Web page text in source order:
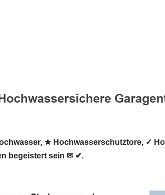
★ Hochwasserschutztore, ✓
begeistert sein ✉ ✔.